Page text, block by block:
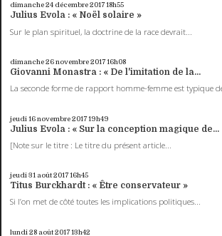
dimanche 24 décembre 201718h55
Julius Evola : « Noël solaire »
Sur le plan spirituel, la doctrine de la race devrait...
dimanche 26novembre 201716h08
Giovanni Monastra : « De l'imitation de la...
La seconde forme de rapport homme-femme est typique
jeudi 16novembre 201719h49
Julius Evola : « Sur la conception magique de...
[Note sur le titre : Le titre du présent article...
jeudi 31 août 201716h45
Titus Burckhardt : « Être conservateur »
Si l’on met de côté toutes les implications politiques...
lundi 28 août 201713h42